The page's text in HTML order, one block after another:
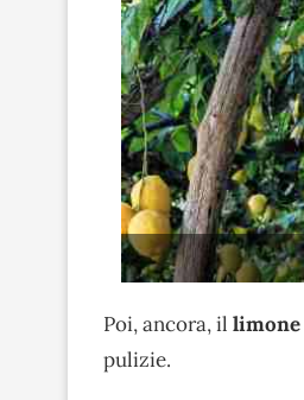
Poi, ancora, il limone
pulizie.